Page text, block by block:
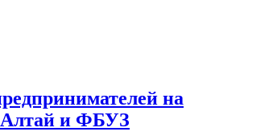
на
Алтай и ФБУЗ